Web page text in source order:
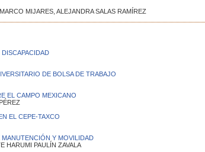
MIJARES, ALEJANDRA SALAS RAMÍREZ
DE BOLSA DE TRABAJO
EL CAMPO MEXICANO
EL CEPE-TAXCO
MANUTENCIÓN Y MOVILIDAD
HARUMI PAULÍN ZAVALA